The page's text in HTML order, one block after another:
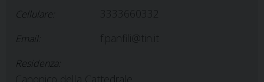
Cellulare: 3333660332
Email: f.panfili@tin.it
Residenza:
Canonico della Cattedrale